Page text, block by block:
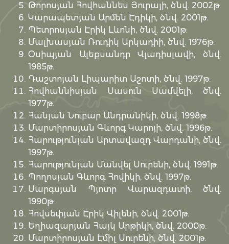
Թորոսյան Հովհաննես Յուրայի, ծնվ. 2002թ.
Կարապետյան Արմեն Էդիկի, ծնվ. 2001թ.
Պետրոսյան Էրիկ Լևոնի, ծնվ. 2001թ.
Մալխասյան Ռուդիկ Արկադիի, ծնվ. 1976թ.
Օսիպյան Ալեքսանդր Վլադիսլավի, ծնվ.
1985թ.
Դաշտոյան Լիպարիտ Աշոտի, ծնվ. 1997թ.
Հովհաննիսյան Սասուն Սամվելի, ծնվ.
1977թ.
Հանյան Նուբար Անդրանիկի, ծնվ. 1998թ.
Մարտիրոսյան Գևորգ Կարոյի, ծնվ. 1996թ.
Հարությունյան Արտավազդ Վարդանի, ծնվ.
1997թ.
Հարությունյան Մանվել Սուրենի, ծնվ. 1991թ.
Պողոսյան Գևորգ Հովիկի, ծնվ. 1997թ.
Սարգսյան Պյոտր Վարազդատի, ծնվ.
1990թ.
Հովսեփյան Էրիկ Վիլենի, ծնվ. 2001թ.
Եղիազարյան Հայկ Արթիկի, ծնվ. 2000թ.
Մարտիրոսյան Էմիլ Սուրենի, ծնվ. 2001թ.